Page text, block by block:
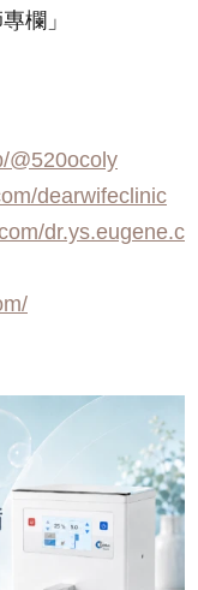
欄」
@520ocoly
dearwifeclinic
dr.ys.eugene.c